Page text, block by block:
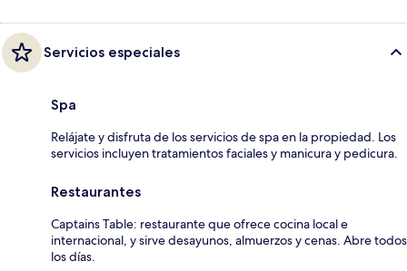
Servicios especiales
Spa
Relájate y disfruta de los servicios de spa en la propiedad. Los
servicios incluyen tratamientos faciales y manicura y pedicura.
Restaurantes
Captains Table: restaurante que ofrece cocina local e
internacional, y sirve desayunos, almuerzos y cenas. Abre todos
los días.